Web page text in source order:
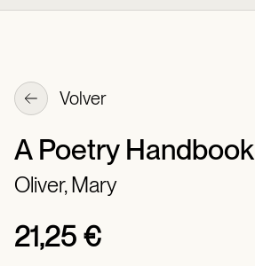
Volver
A Poetry Handbook
Oliver, Mary
21,25 €